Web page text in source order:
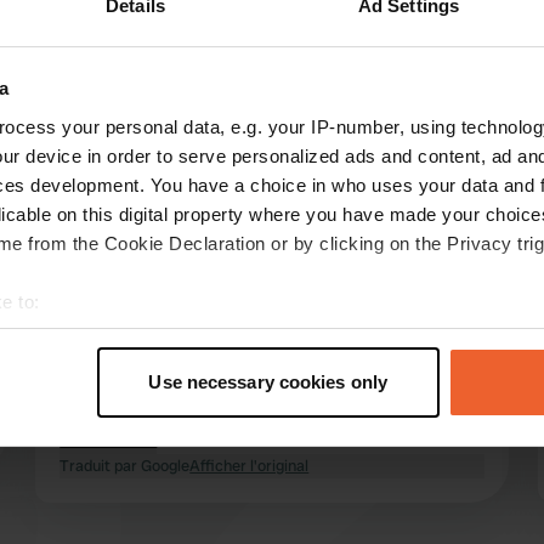
Details Ad Settings
your personal data, e.g. your IP-number, using
device in order to serve personalized ads and content, ad
development. You have a choice in who uses your data and
on this digital property where you have made your
from the Cookie Declaration or by clicking on the Privacy
to:
geographical location which can be accurate to within
personal data is processed and set your preferences in the
content and ads, to provide social media features and to
Use necessary cookies only
(6) Montre plus
avis
rijzenderon
juin 2025
Pentecôte, grande tente de fête. Nous sommes
passés en voiture. L'endroit est bien, les
installations sont correctes, bien que les
toilettes pour femmes soient fermées à clé, les
propres. Dans l'ensemble, un super endroit 👍🏽
Traduit par GoogleAfficher l'original